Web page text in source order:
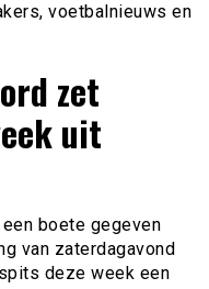
voetbalnieuws en
zet
uit
boete gegeven
van zaterdagavond
deze week een